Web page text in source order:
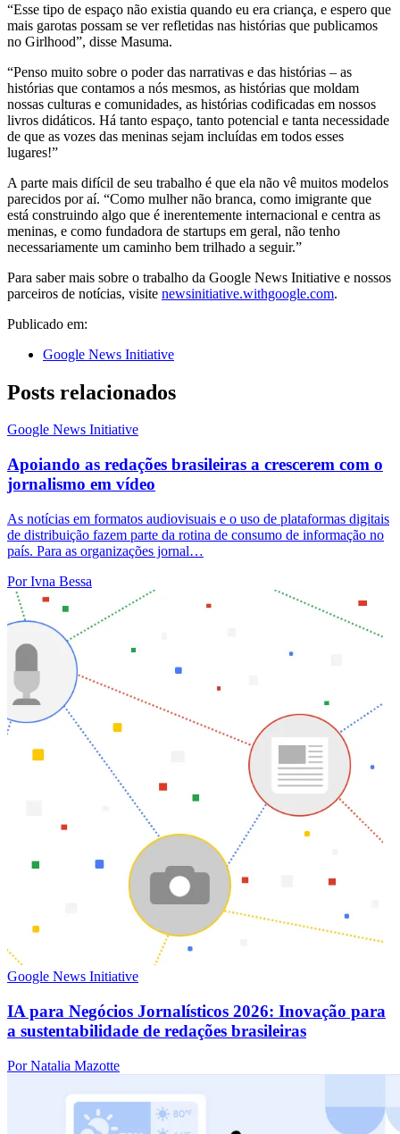
“Esse tipo de espaço não existia quando eu era criança, e espero que
mais garotas possam se ver refletidas nas histórias que publicamos
no Girlhood”, disse Masuma.
“Penso muito sobre o poder das narrativas e das histórias – as
histórias que contamos a nós mesmos, as histórias que moldam
nossas culturas e comunidades, as histórias codificadas em nossos
livros didáticos. Há tanto espaço, tanto potencial e tanta necessidade
de que as vozes das meninas sejam incluídas em todos esses
lugares!”
A parte mais difícil de seu trabalho é que ela não vê muitos modelos
parecidos por aí. “Como mulher não branca, como imigrante que
está construindo algo que é inerentemente internacional e centra as
meninas, e como fundadora de startups em geral, não tenho
necessariamente um caminho bem trilhado a seguir.”
Para saber mais sobre o trabalho da Google News Initiative e nossos
parceiros de notícias, visite newsinitiative.withgoogle.com.
Publicado em:
Google News Initiative
Posts relacionados
Google News Initiative
Apoiando as redações brasileiras a crescerem com o
jornalismo em vídeo
As notícias em formatos audiovisuais e o uso de plataformas digitais
de distribuição fazem parte da rotina de consumo de informação no
país. Para as organizações jornal…
Por Ivna Bessa
Google News Initiative
IA para Negócios Jornalísticos 2026: Inovação para
a sustentabilidade de redações brasileiras
Por Natalia Mazotte